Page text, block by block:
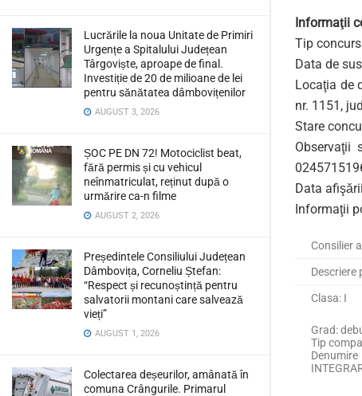
Lucrările la noua Unitate de Primiri
Urgențe a Spitalului Județean
Târgoviște, aproape de final.
Investiție de 20 de milioane de lei
pentru sănătatea dâmbovițenilor
AUGUST 3, 2026
ȘOC PE DN 72! Motociclist beat,
fără permis și cu vehicul
neînmatriculat, reținut după o
urmărire ca-n filme
AUGUST 2, 2026
Președintele Consiliului Județean
Dâmbovița, Corneliu Ștefan:
“Respect și recunoștință pentru
salvatorii montani care salvează
vieți”
AUGUST 1, 2026
Colectarea deșeurilor, amânată în
comuna Crângurile. Primarul
Informaţii
Tip
Data de
Locaţia de
nr. 1151,
Stare
Observaţii
Data
Informaţii
Consilier
Descriere
Clasa: I
Grad:
Tip